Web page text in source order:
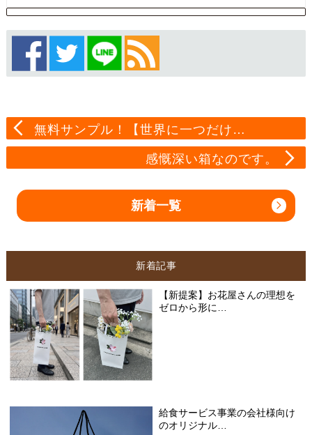
無料サンプル！【世界に一つだけ…
感慨深い箱なのです。
新着一覧
新着記事
【新提案】お花屋さんの理想を
ゼロから形に…
給食サービス事業の会社様向け
のオリジナル…